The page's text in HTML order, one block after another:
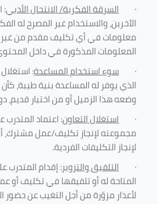
· السرقة الفكرية/ الانتحال الأدبي:
الآخرين، والاستخدام غير المصرح له
معلومات في أي تكليف مقدم من
المعلومات المذكورة في داخل
· سوء استخدام المساعدة:
الذي يوفر له المساعدة بنية طيبة،
وضعه هذا الزميل أو من اختبار قديم،
· استغلال التعاون: اعتماد
مجموعته لإنجاز تكليف/عمل مشترك،
لإنجاز التكليفات الفردية.
· التلفيق والتزوير: إقدام المتدرب
المتاحة له أو تلفيقها في تكليف أو
لأعذار مزوّرة من أجل التغيب عن حضور